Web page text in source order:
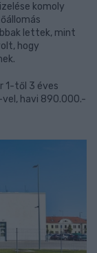
komoly
lettek, mint
hogy
1-től 3 éves
havi 890.000.-